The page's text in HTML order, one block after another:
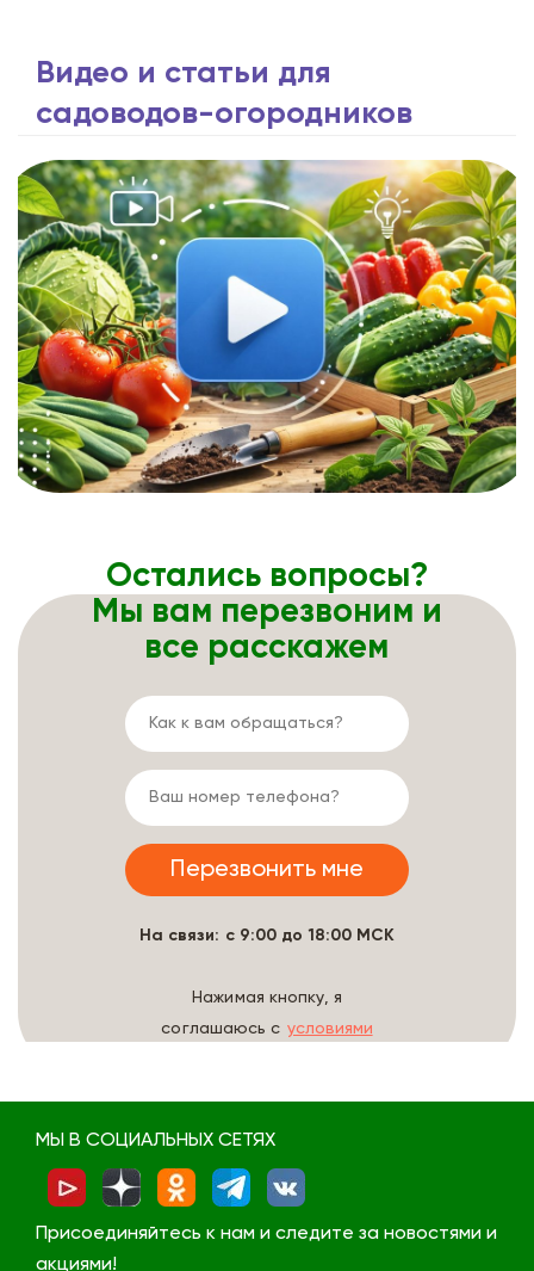
Видео и статьи для
садоводов-огородников
Остались вопросы?
Мы вам перезвоним и
все расскажем
На связи: с 9:00 до 18:00 МСК
Нажимая кнопку, я
соглашаюсь с условиями
МЫ В СОЦИАЛЬНЫХ СЕТЯХ
Присоединяйтесь к нам и следите за новостями и
акциями!